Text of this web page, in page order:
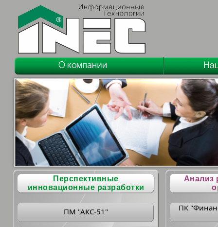
Перспективные
инновационные разработки
ПМ "АКС-51"
Анализ
ПК